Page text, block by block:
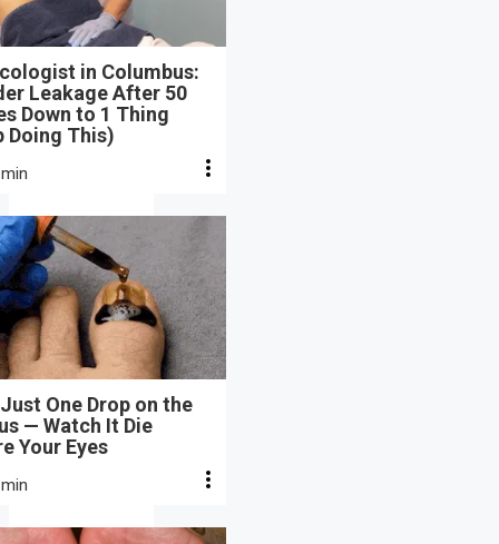
in Columbus:
Leakage After 50
Down to 1 Thing
Doing This)
One Drop on the
— Watch It Die
Your Eyes